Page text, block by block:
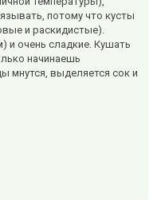
потому что кусты
и раскидистые).
и очень сладкие. Кушать
начинаешь
мнутся, выделяется сок и